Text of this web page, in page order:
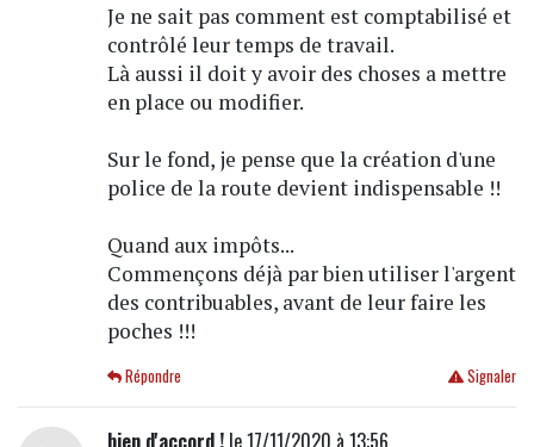
Je ne sait pas comment est comptabilisé et
contrôlé leur temps de travail.
Là aussi il doit y avoir des choses a mettre
en place ou modifier.
Sur le fond, je pense que la création d'une
police de la route devient indispensable !!
Quand aux impôts...
Commençons déjà par bien utiliser l'argent
des contribuables, avant de leur faire les
poches !!!
Signaler
Répondre
bien d'accord !le 17/11/2020 à 13:56